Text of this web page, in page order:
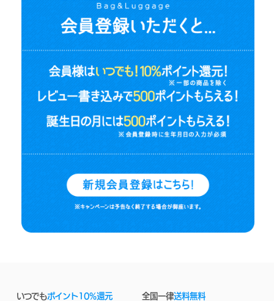
いつでもポイント10%還元 全国一律送料無料